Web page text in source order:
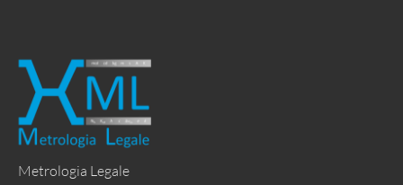
Metrologia Legale